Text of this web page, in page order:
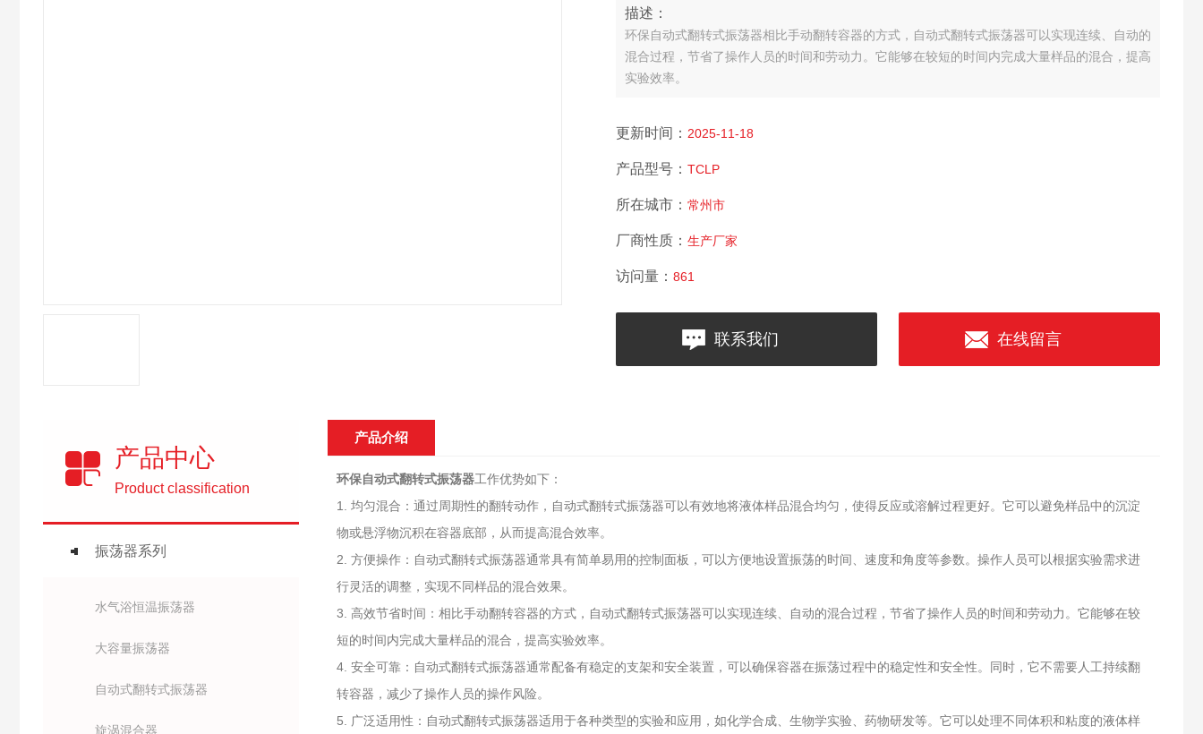
描述：
环保自动式翻转式振荡器相比手动翻转容器的方式，自动式翻转式振荡器可以实现连续、自动的
混合过程，节省了操作人员的时间和劳动力。它能够在较短的时间内完成大量样品的混合，提高
实验效率。
更新时间： 2025-11-18
产品型号： TCLP
所在城市： 常州市
厂商性质： 生产厂家
访问量： 861
联系我们 在线留言
产品中心
Product classification
振荡器系列
水气浴恒温振荡器
大容量振荡器
自动式翻转式振荡器
旋涡混合器
产品介绍
环保自动式翻转式振荡器工作优势如下：
1. 均匀混合：通过周期性的翻转动作，自动式翻转式振荡器可以有效地将液体样品混合均匀，使得反应或溶解过程更好。它可以避免样品中的沉淀
物或悬浮物沉积在容器底部，从而提高混合效率。
2. 方便操作：自动式翻转式振荡器通常具有简单易用的控制面板，可以方便地设置振荡的时间、速度和角度等参数。操作人员可以根据实验需求进
行灵活的调整，实现不同样品的混合效果。
3. 高效节省时间：相比手动翻转容器的方式，自动式翻转式振荡器可以实现连续、自动的混合过程，节省了操作人员的时间和劳动力。它能够在较
短的时间内完成大量样品的混合，提高实验效率。
4. 安全可靠：自动式翻转式振荡器通常配备有稳定的支架和安全装置，可以确保容器在振荡过程中的稳定性和安全性。同时，它不需要人工持续翻
转容器，减少了操作人员的操作风险。
5. 广泛适用性：自动式翻转式振荡器适用于各种类型的实验和应用，如化学合成、生物学实验、药物研发等。它可以处理不同体积和粘度的液体样